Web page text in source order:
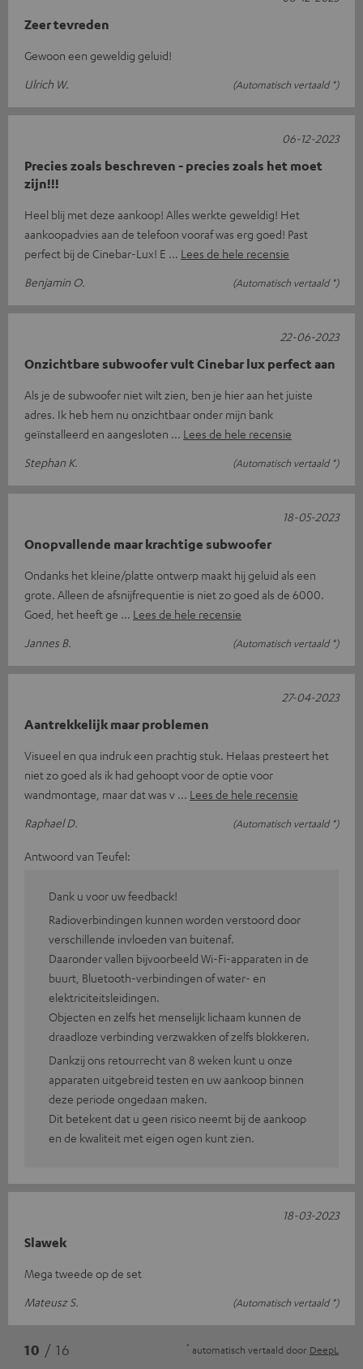
Zeer tevreden
Gewoon een geweldig geluid!
Ulrich W.
(Automatisch vertaald *)
Precies zoals beschreven - precies zoals het moet
zijn!!!
Heel blij met deze aankoop! Alles werkte geweldig! Het
aankoopadvies aan de telefoon vooraf was erg goed! Past
perfect bij de Cinebar-Lux! E
Lees de hele recensie
Benjamin O.
(Automatisch vertaald *)
06-12-2023
Onzichtbare subwoofer vult Cinebar lux perfect aan
Als je de subwoofer niet wilt zien, ben je hier aan het juiste
adres. Ik heb hem nu onzichtbaar onder mijn bank
geïnstalleerd en aangesloten
Lees de hele recensie
Stephan K.
(Automatisch vertaald *)
22-06-2023
Onopvallende maar krachtige subwoofer
Ondanks het kleine/platte ontwerp maakt hij geluid als een
grote. Alleen de afsnijfrequentie is niet zo goed als de 6000.
Goed, het heeft ge
Lees de hele recensie
Jannes B.
(Automatisch vertaald *)
18-05-2023
Aantrekkelijk maar problemen
Visueel en qua indruk een prachtig stuk. Helaas presteert het
niet zo goed als ik had gehoopt voor de optie voor
wandmontage, maar dat was v
Lees de hele recensie
Raphael D.
(Automatisch vertaald *)
27-04-2023
Antwoord van Teufel:
Dank u voor uw feedback!
Radioverbindingen kunnen worden verstoord door
verschillende invloeden van buitenaf.
Daaronder vallen bijvoorbeeld Wi-Fi-apparaten in de
buurt, Bluetooth-verbindingen of water- en
elektriciteitsleidingen.
Objecten en zelfs het menselijk lichaam kunnen de
draadloze verbinding verzwakken of zelfs blokkeren.
Dankzij ons retourrecht van 8 weken kunt u onze
apparaten uitgebreid testen en uw aankoop binnen
deze periode ongedaan maken.
Dit betekent dat u geen risico neemt bij de aankoop
en de kwaliteit met eigen ogen kunt zien.
Slawek
Mega tweede op de set
Mateusz S.
(Automatisch vertaald *)
18-03-2023
10 / 16 * automatisch vertaald door DeepL